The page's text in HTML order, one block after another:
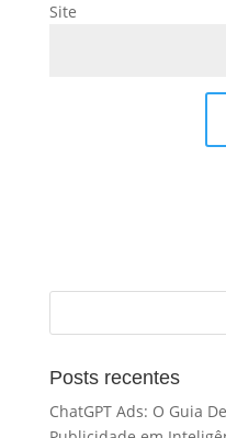
Site
Posts recentes
ChatGPT Ads: O Guia